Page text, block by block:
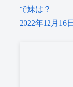
で妹は？
2022年12月16日